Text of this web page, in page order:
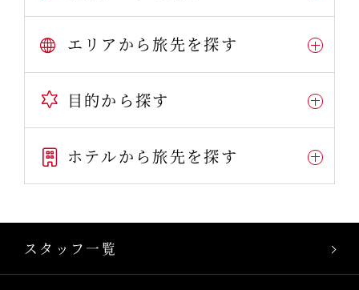
エリアから旅先を探す
目的から探す
ホテルから旅先を探す
スタッフ一覧